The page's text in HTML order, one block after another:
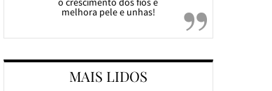
melhora pele e unhas!
MAIS LIDOS